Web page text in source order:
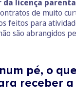
licença
de muito
feitos para
são abrangidos
pé, o que
receber a